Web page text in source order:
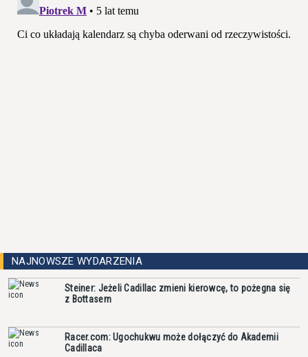
NAJNOWSZE WYDARZENIA
Steiner: Jeżeli Cadillac zmieni kierowcę, to pożegna się
z Bottasem
Racer.com: Ugochukwu może dołączyć do Akademii
Cadillaca